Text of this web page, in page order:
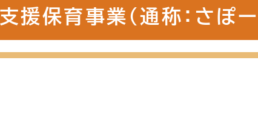
援保育事業（通称：さぽ